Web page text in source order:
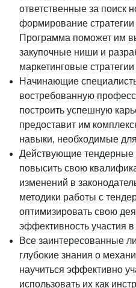
ответственные за поиск
формирование стратегии
Программа поможет им
закупочные ниши и
маркетинговые
Начинающие
востребованную
построить успешную
предоставит им
навыки, необходимые
Действующие тендерные
повысить свою
изменений в
методики работы с
оптимизировать свою
эффективность участия
Все заинтересованные
глубокие знания о
научиться эффективно
использовать их как